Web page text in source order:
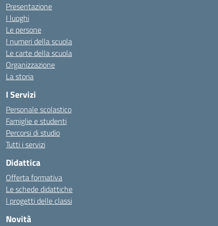
Presentazione
I luoghi
Le persone
I numeri della scuola
Le carte della scuola
Organizzazione
La storia
I Servizi
Personale scolastico
Famiglie e studenti
Percorsi di studio
Tutti i servizi
Didattica
Offerta formativa
Le schede didattiche
I progetti delle classi
Novità